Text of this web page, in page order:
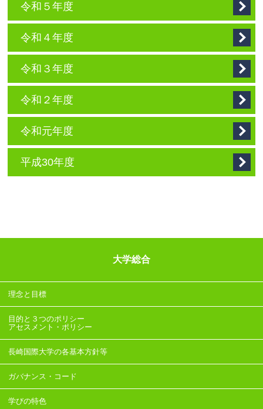
令和５年度
令和４年度
令和３年度
令和２年度
令和元年度
平成30年度
大学総合
理念と目標
目的と３つのポリシー
アセスメント・ポリシー
長崎国際大学の各基本方針等
ガバナンス・コード
学びの特色